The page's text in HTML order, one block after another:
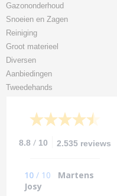
Gazononderhoud
Snoeien en Zagen
Reiniging
Groot materieel
Diversen
Aanbiedingen
Tweedehands
8.8 / 10 2.535 reviews
10 / 10
Martens
Josy